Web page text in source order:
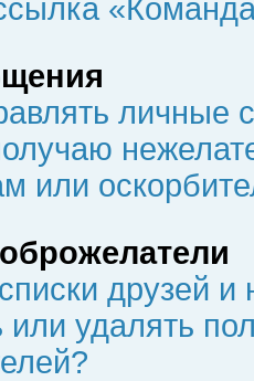
личные
или
друзей
или удалять